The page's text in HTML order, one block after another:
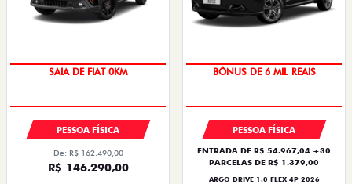
PESSOA FÍSICA
De: R$ 162.490,00
R$ 146.290,00
TAXA ZERO
PESSOA FÍSICA
ENTRADA DE R$ 54.967,04 +30
PARCELAS DE R$ 1.379,00
ARGO DRIVE 1.0 FLEX 4P 2026